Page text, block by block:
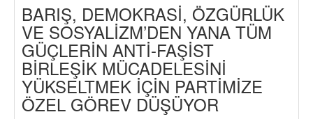
BARIŞ, DEMOKRASİ, ÖZGÜRLÜK
VE SOSYALİZM’DEN YANA TÜM
GÜÇLERİN ANTİ-FAŞİST
BİRLEŞİK MÜCADELESİNİ
YÜKSELTMEK İÇİN PARTİMİZE
ÖZEL GÖREV DÜŞÜYOR